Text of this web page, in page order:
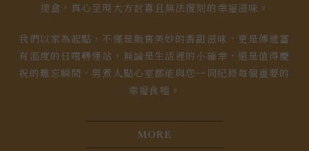
提盒，真心呈現大方討喜且無法復刻的幸福滋味。
我們以家為起點，不僅是販售美妙的香甜滋味，更是傳遞富
有溫度的日嚐轉運站，無論是生活裡的小確幸，還是值得慶
祝的難忘瞬間，男煮人點心室都能與您一同紀錄每個重要的
幸福食嗑。
MORE